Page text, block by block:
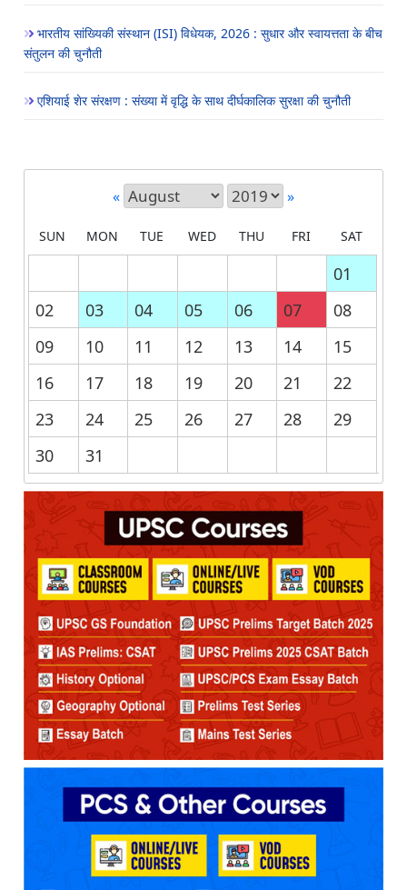
भारतीय सांख्यिकी संस्थान (ISI) विधेयक, 2026 : सुधार और स्वायत्तता के बीच
संतुलन की चुनौती
एशियाई शेर संरक्षण : संख्या में वृद्धि के साथ दीर्घकालिक सुरक्षा की चुनौती
« »
SUN MON TUE WED THU FRI SAT
01
02
03 04 05 06 07
08
09
10 11 12 13 14
15
16
17 18 19 20 21
22
23
24 25 26 27 28
29
30
31